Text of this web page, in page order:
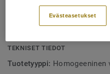
iQ-ominaisuudet ja
elinkaarikustannukset
TEKNISET TIEDOT
Tuotetyyppi:
Evästeasetukset